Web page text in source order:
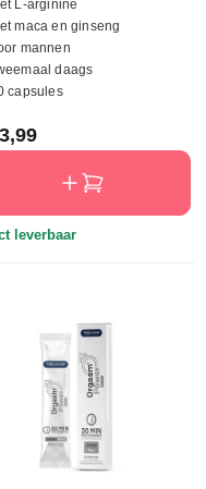
L-arginine
maca en ginseng
mannen
daags
capsules
prijs:
leverbaar